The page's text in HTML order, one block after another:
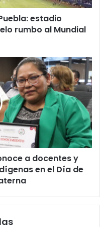
estadio
rumbo al Mundial
a docentes y
en el Día de